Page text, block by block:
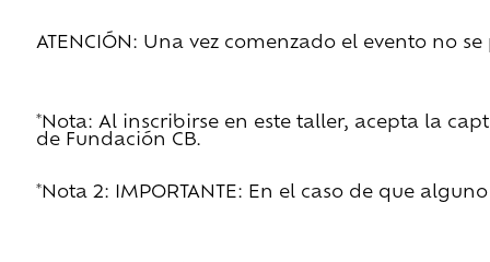
ATENCIÓN: Una vez comenzado el evento no
*Nota: Al inscribirse en este taller, acepta la
de Fundación CB.
*Nota 2: IMPORTANTE: En el caso de que